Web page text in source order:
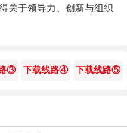
关于领导力、创新与组织
③ 下载线路④ 下载线路⑤